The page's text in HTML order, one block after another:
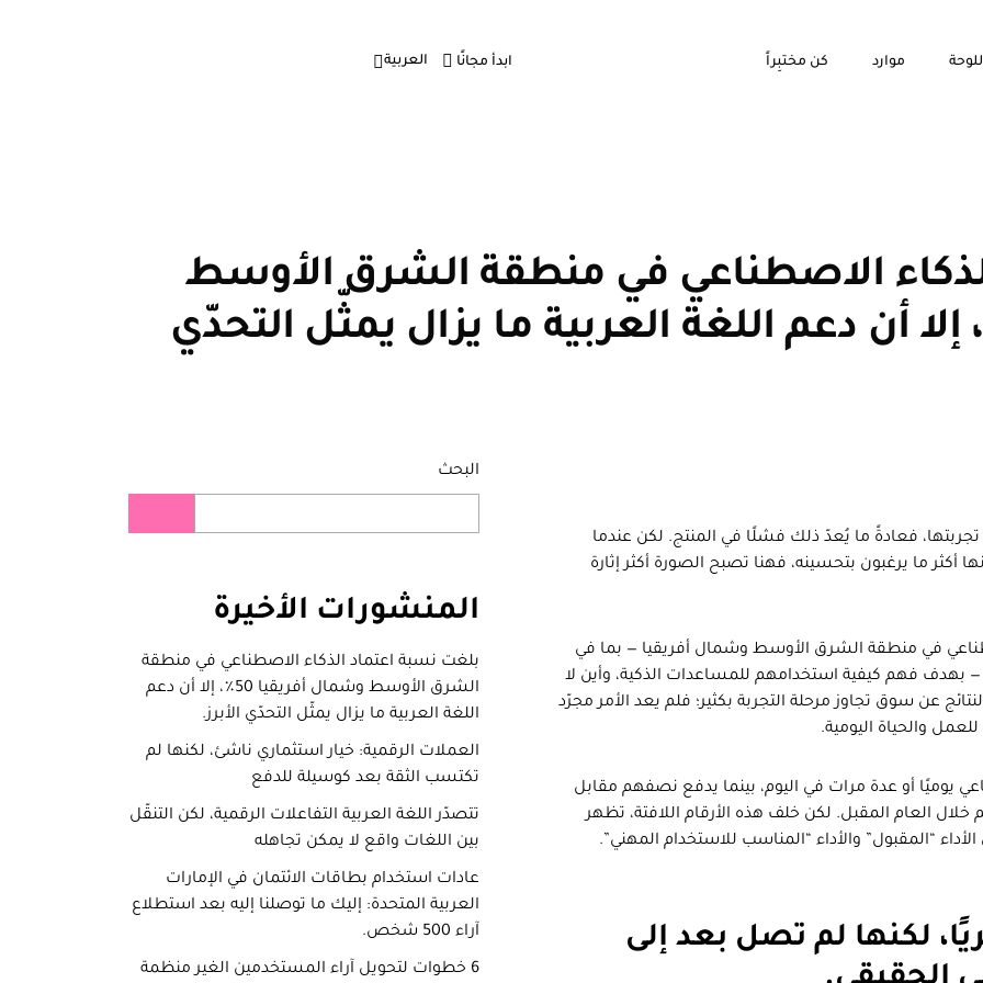
موارد كن مختبِراً ابدأ مجانًا العربية
الاصطناعي في منطقة الشرق الأوسط
أفريقيا 50٪، إلا أن دعم اللغة العربية ما يزال يمثّل التحدّي
بعد تجربتها، فعادةً ما يُعدّ ذلك فشلًا في المنتج. لكن عندما
ما يرغبون بتحسينه، فهنا تصبح الصورة أكثر إثارة
للذكاء الاصطناعي في منطقة الشرق الأوسط وشمال أفريقيا — بما في
بهدف فهم كيفية استخدامهم للمساعدات الذكية، وأين لا
عن سوق تجاوز مرحلة التجربة بكثير؛ فلم يعد الأمر مجرّد
والحياة اليومية.
يوميًا أو عدة مرات في اليوم، بينما يدفع نصفهم مقابل
لزيادة استخدامهم خلال العام المقبل. لكن خلف هذه الأرقام اللافتة، تظهر
“المقبول” والأداء “المناسب للاستخدام المهني”.
لكنها لم تصل بعد إلى
البحث
المنشورات الأخيرة
بلغت نسبة اعتماد الذكاء الاصطناعي في منطقة
الشرق الأوسط وشمال أفريقيا 50٪، إلا أن دعم
اللغة العربية ما يزال يمثّل التحدّي الأبرز.
العملات الرقمية: خيار استثماري ناشئ، لكنها لم
تكتسب الثقة بعد كوسيلة للدفع
تتصدّر اللغة العربية التفاعلات الرقمية، لكن التنقّل
بين اللغات واقع لا يمكن تجاهله
عادات استخدام بطاقات الائتمان في الإمارات
العربية المتحدة: إليك ما توصلنا إليه بعد استطلاع
آراء 500 شخص.
6 خطوات لتحويل آراء المستخدمين الغير منظمة